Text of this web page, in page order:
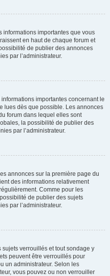
informations importantes que vous
en haut de chaque forum et
de publier des annonces
par l’administrateur.
importantes concernant le
lues dès que possible. Les annonces
forum dans lequel elles sont
la possibilité de publier des
par l’administrateur.
annonces sur la première page du
des informations relativement
Comme pour les
de publier des sujets
par l’administrateur.
verrouillés et tout sondage y
peuvent être verrouillés pour
un administrateur. Selon les
vous pouvez ou non verrouiller